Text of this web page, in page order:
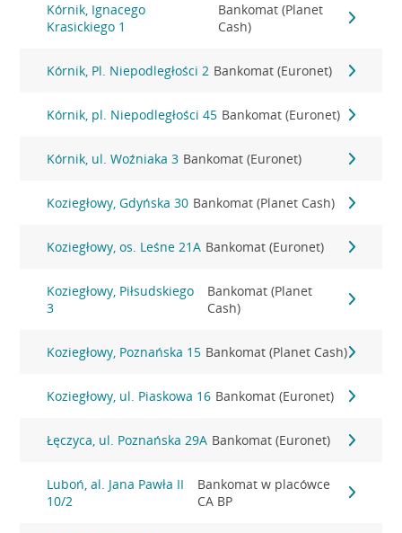
Kórnik, Ignacego
Krasickiego 1
Bankomat (Planet
Cash)
Kórnik, Pl. Niepodległości 2 Bankomat (Euronet)
Kórnik, pl. Niepodległości 45 Bankomat (Euronet)
Kórnik, ul. Woźniaka 3 Bankomat (Euronet)
Koziegłowy, Gdyńska 30 Bankomat (Planet Cash)
Koziegłowy, os. Leśne 21A Bankomat (Euronet)
Koziegłowy, Piłsudskiego
3
Bankomat (Planet
Cash)
Koziegłowy, Poznańska 15 Bankomat (Planet Cash)
Koziegłowy, ul. Piaskowa 16 Bankomat (Euronet)
Łęczyca, ul. Poznańska 29A Bankomat (Euronet)
Luboń, al. Jana Pawła II
10/2
Bankomat w placówce
CA BP